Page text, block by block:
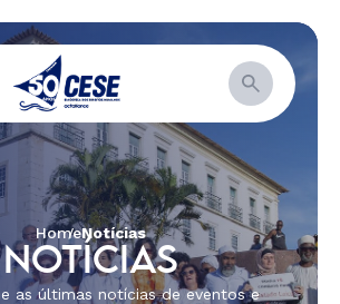
HomeNotícias
NOTÍCIAS
as últimas notícias de eventos e